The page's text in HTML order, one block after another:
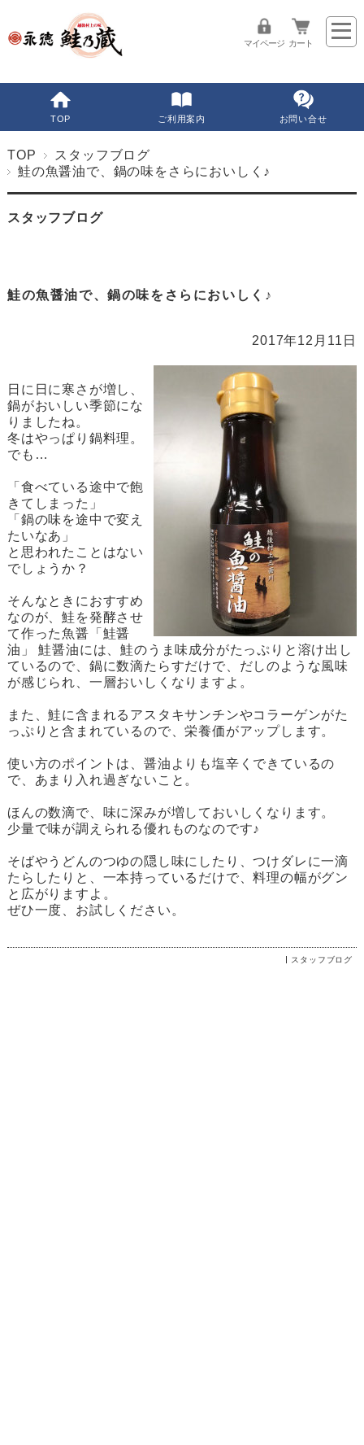
マイページ カート
TOP ご利用案内 お問い合せ
TOP
スタッフブログ
鮭の魚醤油で、鍋の味をさらにおいしく♪
スタッフブログ
鮭の魚醤油で、鍋の味をさらにおいしく♪
2017年12月11日
日に日に寒さが増し、
鍋がおいしい季節にな
りましたね。
冬はやっぱり鍋料理。
でも…
「食べている途中で飽
きてしまった」
「鍋の味を途中で変え
たいなあ」
と思われたことはない
でしょうか？
そんなときにおすすめ
なのが、鮭を発酵させ
て作った魚醤「鮭醤
油」 鮭醤油には、鮭のうま味成分がたっぷりと溶け出し
ているので、鍋に数滴たらすだけで、だしのような風味
が感じられ、一層おいしくなりますよ。
また、鮭に含まれるアスタキサンチンやコラーゲンがた
っぷりと含まれているので、栄養価がアップします。
使い方のポイントは、醤油よりも塩辛くできているの
で、あまり入れ過ぎないこと。
ほんの数滴で、味に深みが増しておいしくなります。
少量で味が調えられる優れものなのです♪
そばやうどんのつゆの隠し味にしたり、つけダレに一滴
たらしたりと、一本持っているだけで、料理の幅がグン
と広がりますよ。
ぜひ一度、お試しください。
スタッフブログ